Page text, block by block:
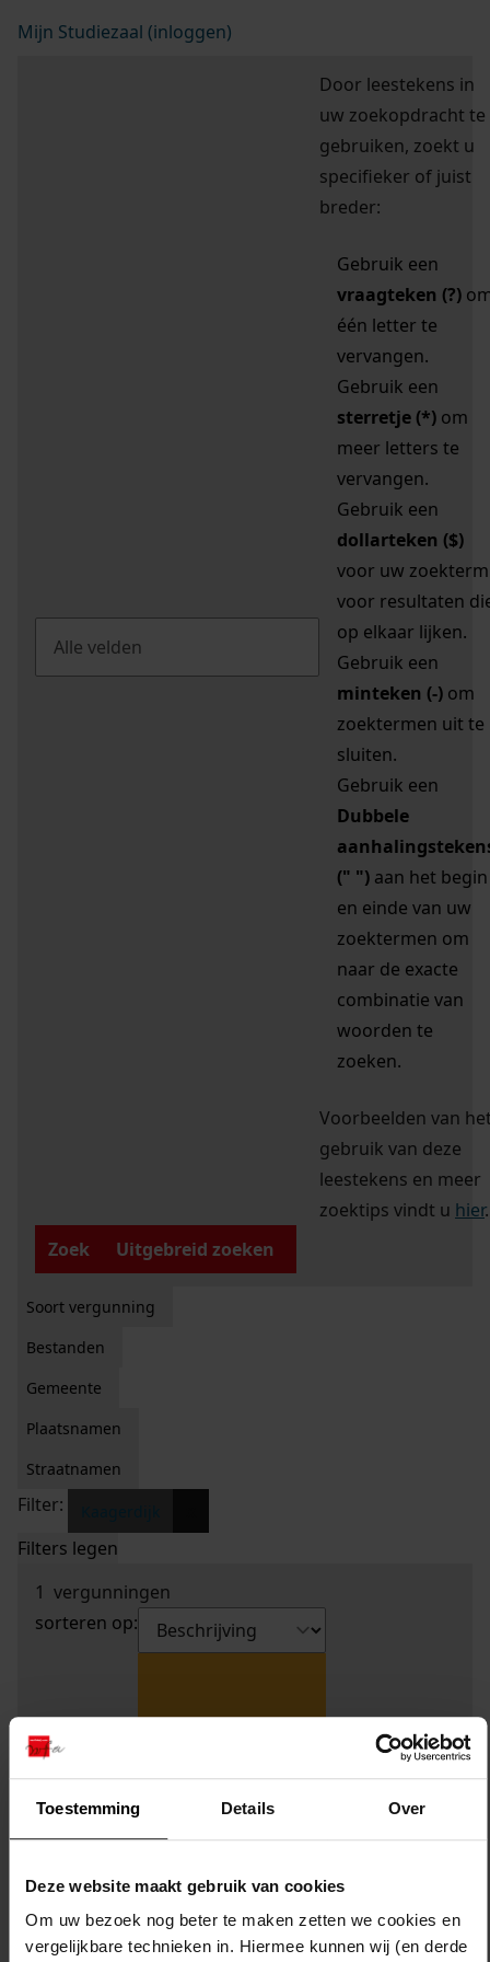
Toestemming Details Over
Deze website maakt gebruik van cookies
Om uw bezoek nog beter te maken zetten we cookies en
vergelijkbare technieken in. Hiermee kunnen wij (en derde
Mijn Studiezaal (inloggen)
Door leestekens in
uw zoekopdracht te
gebruiken, zoekt u
specifieker of juist
breder:
Gebruik een
vraagteken (?)
één letter te
vervangen.
Gebruik een
sterretje (*) om
meer letters te
vervangen.
Gebruik een
dollarteken ($)
voor uw zoekterm
voor resultaten
op elkaar lijken.
Gebruik een
minteken (-) om
zoektermen uit te
sluiten.
Gebruik een
Dubbele
(" ") aan het begin
en einde van uw
zoektermen om
naar de exacte
combinatie van
woorden te
zoeken.
Voorbeelden van
gebruik van deze
leestekens en meer
zoektips vindt u hier.
Zoek
Uitgebreid zoeken
Soort vergunning
Bestanden
Gemeente
Plaatsnamen
Straatnamen
Filter:
Filters legen
1 vergunningen
sorteren op: